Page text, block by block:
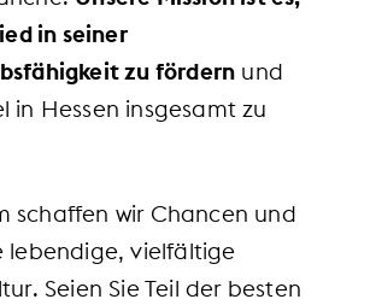
in seiner
zu fördern und
in Hessen insgesamt zu
schaffen wir Chancen und
lebendige, vielfältige
Seien Sie Teil der besten